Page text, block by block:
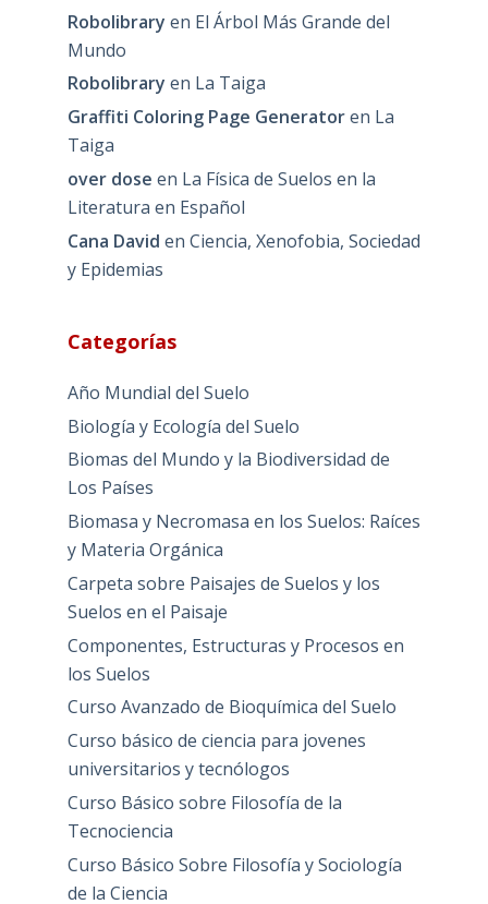
Robolibrary en El Árbol Más Grande del
Mundo
Robolibrary en La Taiga
Graffiti Coloring Page Generatoren La
Taiga
over dose en La Física de Suelos en la
Literatura en Español
Cana David en Ciencia, Xenofobia, Sociedad
y Epidemias
Categorías
Año Mundial del Suelo
Biología y Ecología del Suelo
Biomas del Mundo y la Biodiversidad de
Los Países
Biomasa y Necromasa en los Suelos: Raíces
y Materia Orgánica
Carpeta sobre Paisajes de Suelos y los
Suelos en el Paisaje
Componentes, Estructuras y Procesos en
los Suelos
Curso Avanzado de Bioquímica del Suelo
Curso básico de ciencia para jovenes
universitarios y tecnólogos
Curso Básico sobre Filosofía de la
Tecnociencia
Curso Básico Sobre Filosofía y Sociología
de la Ciencia